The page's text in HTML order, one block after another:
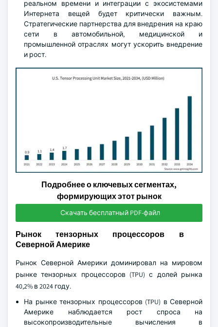
реальном времени и интеграции с экосистемами
Интернета вещей будет критически важным.
Стратегические партнерства для внедрения на краю
сети в автомобильной, медицинской и
промышленной отраслях могут ускорить внедрение
и рост.
Подробнее о ключевых сегментах,
формирующих этот рынок
Скачать бесплатный PDF-файл
Рынок тензорных процессоров в
Северной Америке
Рынок Северной Америки доминировал на мировом
рынке тензорных процессоров (TPU) с долей рынка
40,2% в 2024 году.
На рынке тензорных процессоров (TPU) в Северной
Америке наблюдается рост спроса на
высокопроизводительные вычисления в